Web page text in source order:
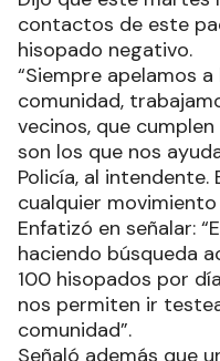
contactos de este
hisopado negativo.
“Siempre apelamos
comunidad,
vecinos, que
son los que nos
Policía, al
cualquier
Enfatizó en señalar:
haciendo búsqueda
100 hisopados por
nos permiten ir
comunidad”.
Señaló además que